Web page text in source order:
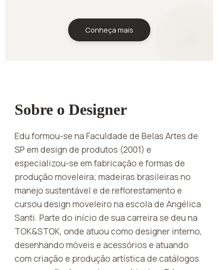
Conheça mais
Sobre o Designer
Edu formou-se na Faculdade de Belas Artes de
SP em design de produtos (2001) e
especializou-se em fabricação e formas de
produção moveleira; madeiras brasileiras no
manejo sustentável e de reflorestamento e
cursou design moveleiro na escola de Angélica
Santi. Parte do início de sua carreira se deu na
TOK&STOK, onde atuou como designer interno,
desenhando móveis e acessórios e atuando
com criação e produção artística de catálogos